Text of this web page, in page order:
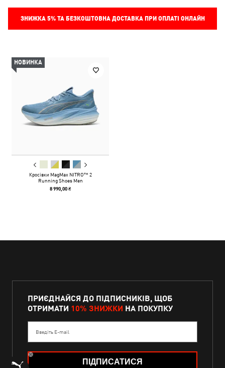
ЗНИЖКА 5%ТА БЕЗКОШТОВНА ДОСТАВКА ПРИ ОПЛАТІ ОНЛАЙН
НОВИНКА
Кросівки MagMax NITRO™ 2
Running Shoes Men
8 990,00 ₴
ПРИЄДНАЙСЯ ДО ПІДПИСНИКІВ, ЩОБ
ОТРИМАТИ 10% ЗНИЖКИ НА ПОКУПКУ
Введіть E-mail
ПІДПИСАТИСЯ